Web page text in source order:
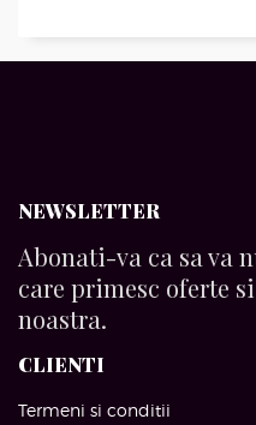
NEWSLETTER
Abonati-va ca sa va
care primesc oferte
noastra.
CLIENTI
Termeni si conditii